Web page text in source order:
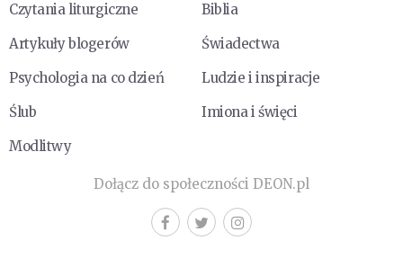
Czytania liturgiczne
Biblia
Artykuły blogerów
Świadectwa
Psychologia na co dzień
Ludzie i inspiracje
Ślub
Imiona i święci
Modlitwy
Dołącz do społeczności DEON.pl